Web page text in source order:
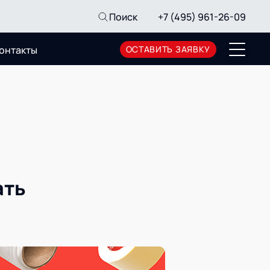
Поиск +7 (495) 961-26-09
ОСТАВИТЬ ЗАЯВКУ